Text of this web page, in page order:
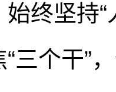
始终坚持
“三个干”